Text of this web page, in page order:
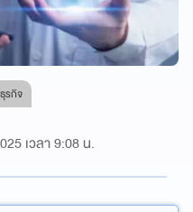
รกิจ
เวลา 9:08 น.